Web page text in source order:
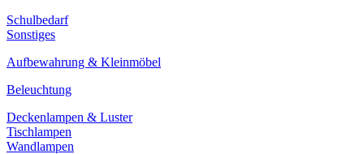
Schulbedarf
Sonstiges
Aufbewahrung & Kleinmöbel
Beleuchtung
Deckenlampen & Luster
Tischlampen
Wandlampen